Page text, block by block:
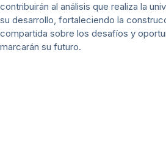
contribuirán al análisis que realiza la
su desarrollo, fortaleciendo la
compartida sobre los desafíos y
marcarán su futuro.